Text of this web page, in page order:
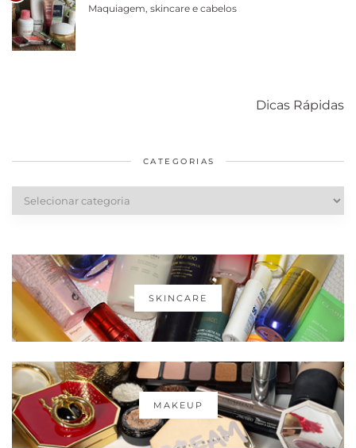
Maquiagem, skincare e cabelos
Dicas Rápidas
diários
cabelos
CATEGORIAS
Categorias
SKINCARE
MAKEUP